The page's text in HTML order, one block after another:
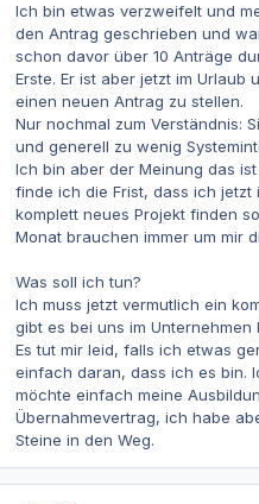
Ich bin etwas verzweifelt und
den Antrag geschrieben und
schon davor über 10 Anträge
Erste. Er ist aber jetzt im Urlaub
einen neuen Antrag zu stellen.
Nur nochmal zum Verständnis:
und generell zu wenig
Ich bin aber der Meinung das
finde ich die Frist, dass ich
komplett neues Projekt finden
Monat brauchen immer um mir
Was soll ich tun?
Ich muss jetzt vermutlich ein
gibt es bei uns im Unternehmen
Es tut mir leid, falls ich etwas
einfach daran, dass ich es bin.
möchte einfach meine
Übernahmevertrag, ich habe
Steine in den Weg.